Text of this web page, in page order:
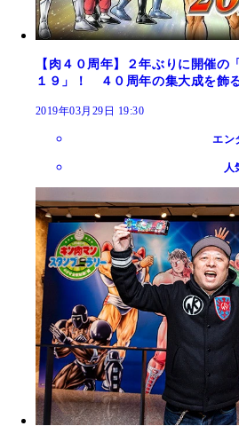
【肉４０周年】２年ぶりに開催の
１９」！ ４０周年の集大成を飾
2019年03月29日 19:30
エン
人